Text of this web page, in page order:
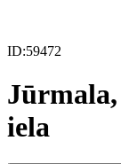
ID:59472
iela